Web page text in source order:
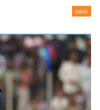
ଖେଳ